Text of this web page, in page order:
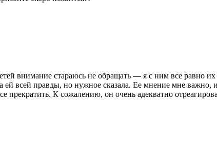
внимание стараюсь не обращать — я с ним все равно их
всей правды, но нужное сказала. Ее мнение мне важно,
прекратить. К сожалению, он очень адекватно